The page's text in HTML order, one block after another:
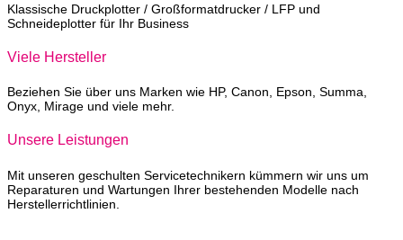
Klassische Druckplotter / Großformatdrucker / LFP und
Schneideplotter für Ihr Business
Viele Hersteller
Beziehen Sie über uns Marken wie HP, Canon, Epson, Summa,
Onyx, Mirage und viele mehr.
Unsere Leistungen
Mit unseren geschulten Servicetechnikern kümmern wir uns um
Reparaturen und Wartungen Ihrer bestehenden Modelle nach
Herstellerrichtlinien.